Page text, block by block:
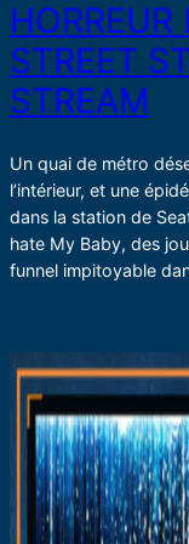
STREET
STREAM
Un quai de métro
l’intérieur, et une
dans la station de
hate My Baby, des
funnel impitoyable